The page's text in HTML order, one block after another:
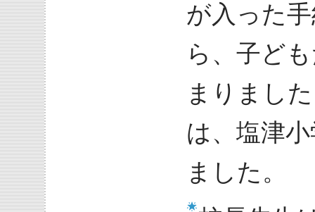
が入った
ら、子ど
まりまし
は、塩津
ました。